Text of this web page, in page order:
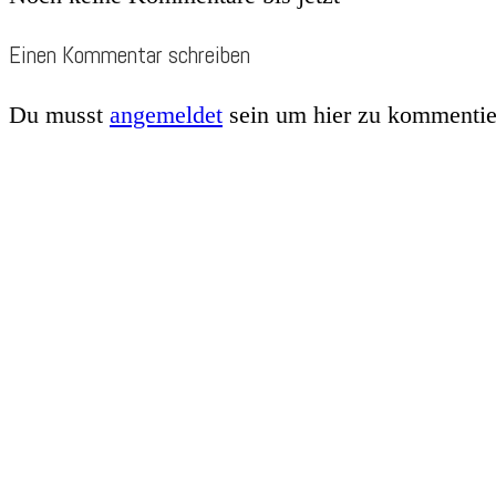
Einen Kommentar schreiben
Du musst angemeldet sein um hier zu